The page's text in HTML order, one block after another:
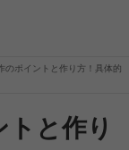
と作り
のポイントと作り方！具体的